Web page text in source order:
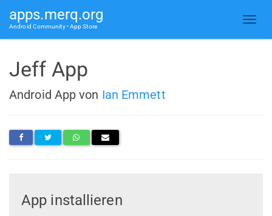
apps.merq.org
Android Community • App Store
Jeff App
Android App von Ian Emmett
App installieren